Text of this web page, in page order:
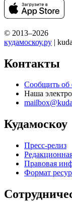
© 2013–2026
кудамоскоу.ру |
Контакты
Сообщить об
Наша
Кудамоскоу
Пресс-релиз
Правовая
Формат